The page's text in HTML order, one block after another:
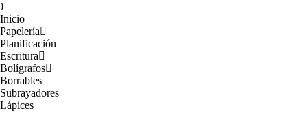
Inicio
Papelería
Planificación
Escritura
Bolígrafos
Borrables
Subrayadores
Lápices